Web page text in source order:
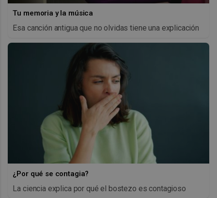
Tu memoria y la música
Esa canción antigua que no olvidas tiene una explicación
¿Por qué se contagia?
La ciencia explica por qué el bostezo es contagioso